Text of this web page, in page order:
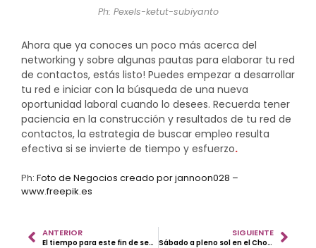
Ph: Pexels-ketut-subiyanto
Ahora que ya conoces un poco más acerca del
networking y sobre algunas pautas para elaborar tu red
de contactos, estás listo! Puedes empezar a desarrollar
tu red e iniciar con la búsqueda de una nueva
oportunidad laboral cuando lo desees. Recuerda tener
paciencia en la construcción y resultados de tu red de
contactos, la estrategia de buscar empleo resulta
efectiva si se invierte de tiempo y esfuerzo.
Ph: Foto de Negocios creado por jannoon028 –
www.freepik.es
ANTERIOR
El tiempo para este fin de semana 30 y 31 de Enero.
SIGUIENTE
Sábado a pleno sol en el Choquintel Rock.